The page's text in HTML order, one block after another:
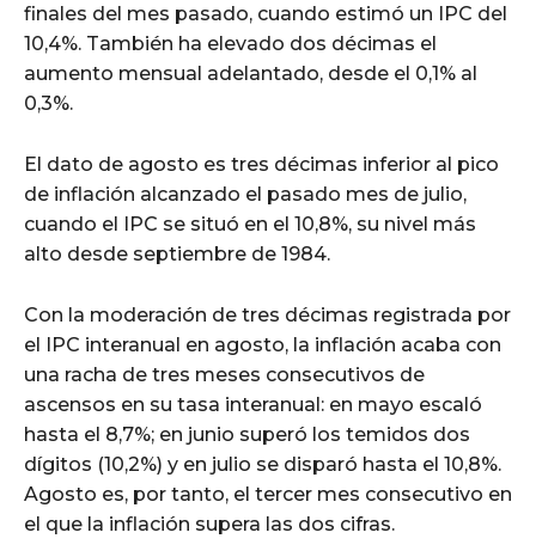
finales del mes pasado, cuando estimó un IPC del
10,4%. También ha elevado dos décimas el
aumento mensual adelantado, desde el 0,1% al
0,3%.
El dato de agosto es tres décimas inferior al pico
de inflación alcanzado el pasado mes de julio,
cuando el IPC se situó en el 10,8%, su nivel más
alto desde septiembre de 1984.
Con la moderación de tres décimas registrada por
el IPC interanual en agosto, la inflación acaba con
una racha de tres meses consecutivos de
ascensos en su tasa interanual: en mayo escaló
hasta el 8,7%; en junio superó los temidos dos
dígitos (10,2%) y en julio se disparó hasta el 10,8%.
Agosto es, por tanto, el tercer mes consecutivo en
el que la inflación supera las dos cifras.